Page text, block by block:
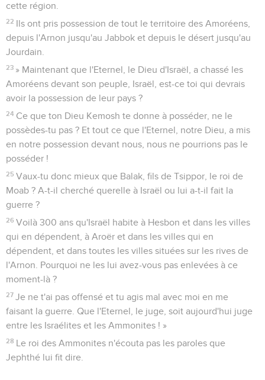
cette région.
22 Ils ont pris possession de tout le territoire des Amoréens,
depuis l'Arnon jusqu'au Jabbok et depuis le désert jusqu'au
Jourdain.
23 » Maintenant que l'Eternel, le Dieu d'Israël, a chassé les
Amoréens devant son peuple, Israël, est-ce toi qui devrais
avoir la possession de leur pays ?
24 Ce que ton Dieu Kemosh te donne à posséder, ne le
possèdes-tu pas ? Et tout ce que l'Eternel, notre Dieu, a mis
en notre possession devant nous, nous ne pourrions pas le
posséder !
25 Vaux-tu donc mieux que Balak, fils de Tsippor, le roi de
Moab ? A-t-il cherché querelle à Israël ou lui a-t-il fait la
guerre ?
26 Voilà 300 ans qu'Israël habite à Hesbon et dans les villes
qui en dépendent, à Aroër et dans les villes qui en
dépendent, et dans toutes les villes situées sur les rives de
l'Arnon. Pourquoi ne les lui avez-vous pas enlevées à ce
moment-là ?
27 Je ne t'ai pas offensé et tu agis mal avec moi en me
faisant la guerre. Que l'Eternel, le juge, soit aujourd'hui juge
entre les Israélites et les Ammonites ! »
28 Le roi des Ammonites n'écouta pas les paroles que
Jephthé lui fit dire.